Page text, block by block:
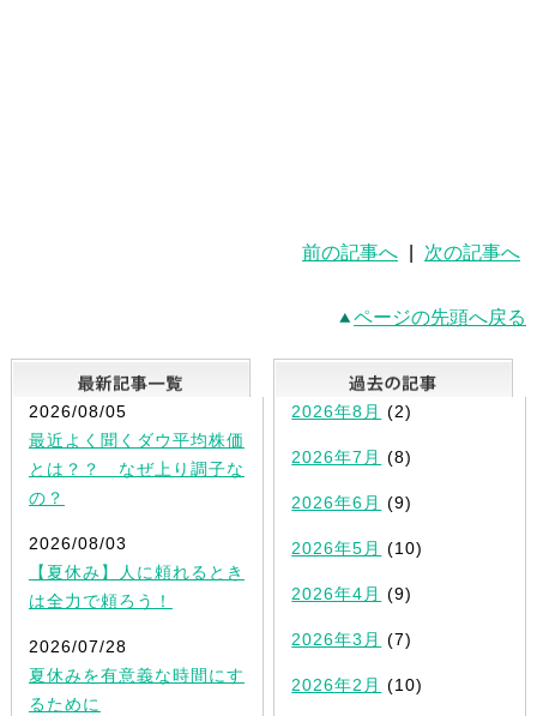
前の記事へ 次の記事へ
ページの先頭へ戻る
最新記事一覧
2026/08/05
最近よく聞くダウ平均株価
とは？？ なぜ上り調子な
の？
2026/08/03
【夏休み】人に頼れるとき
は全力で頼ろう！
2026/07/28
夏休みを有意義な時間にす
るために
2026年8月 (2)
2026年7月 (8)
2026年6月 (9)
2026年5月 (10)
2026年4月 (9)
2026年3月 (7)
2026年2月 (10)